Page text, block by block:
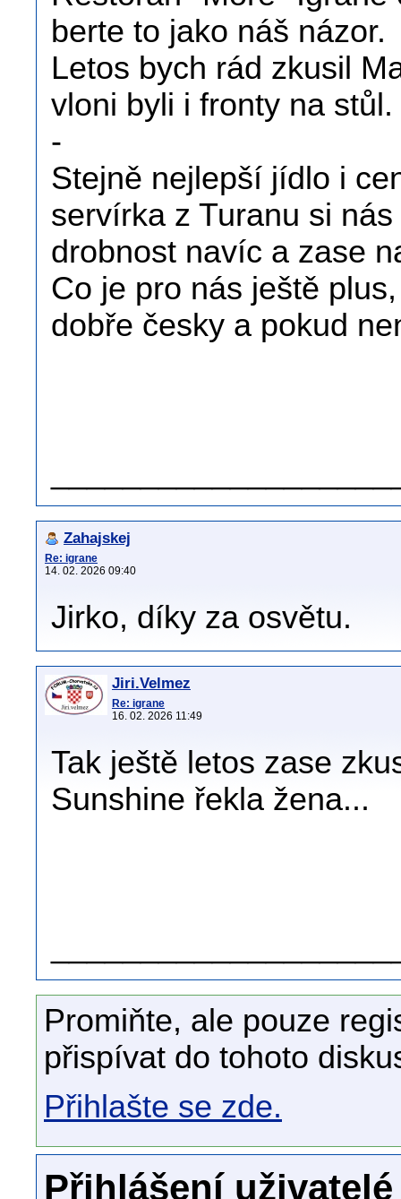
berte to jako náš názor.
Letos bych rád zkusil
vloni byli i fronty na stůl.
-
Stejně nejlepší jídlo i
servírka z Turanu si
drobnost navíc a zase
Co je pro nás ještě
dobře česky a pokud
Zahajskej
Re: igrane
14. 02. 2026 09:40
Jirko, díky za osvětu.
Jiri.Velmez
Re: igrane
16. 02. 2026 11:49
Tak ještě letos zase
Sunshine řekla žena...
Promiňte, ale pouze
přispívat do tohoto
Přihlašte se zde.
Přihlášení uživatelé